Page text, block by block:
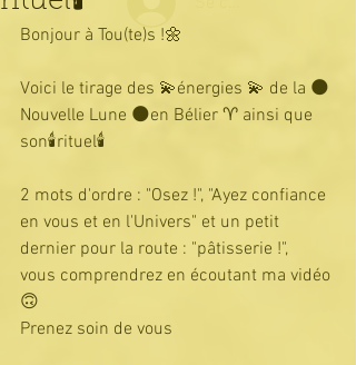
Bonjour à Tou(te)s !🌼
Voici le tirage des 💫énergies 💫 de la 🌑
Nouvelle Lune 🌑en Bélier ♈ ainsi que
son🕯rituel🕯
2 mots d'ordre : "Osez !", "Ayez confiance
en vous et en l'Univers" et un petit
dernier pour la route : "pâtisserie !",
vous comprendrez en écoutant ma vidéo
🙃
Prenez soin de vous